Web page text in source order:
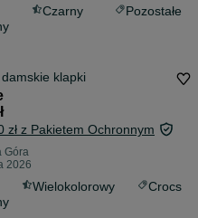
Czarny
Pozostałe
klapki
zł z Pakietem Ochronnym
Góra
2026
Wielokolorowy
Crocs